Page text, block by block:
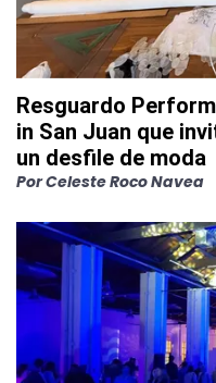
Resguardo
in San Juan que
un desfile de moda
PorCeleste Roco Navea